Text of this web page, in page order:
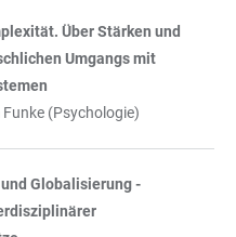
Über Stärken und
Umgangs mit
(Psychologie)
Globalisierung -